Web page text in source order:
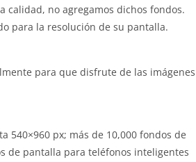
calidad, no agregamos dichos fondos.
para la resolución de su pantalla.
para que disfrute de las imágenes
540×960 px; más de 10,000 fondos de
de pantalla para teléfonos inteligentes